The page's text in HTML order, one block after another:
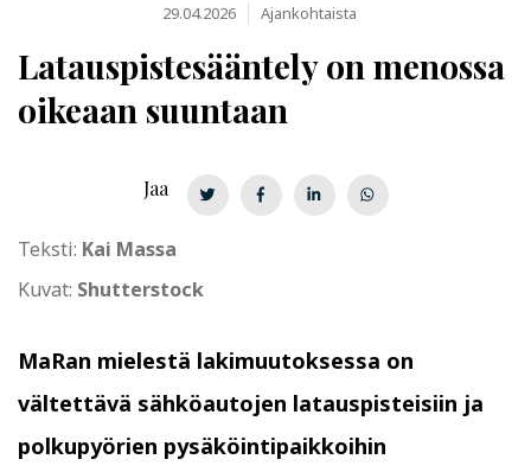
29.04.2026 Ajankohtaista
La­taus­pis­te­sään­te­lyon menossa
oikeaan suuntaan
Teksti: Kai Massa
Kuvat: Shutterstock
MaRan mielestä lakimuutoksessa on
vältettävä sähköautojen latauspisteisiin ja
polkupyörien pysäköintipaikkoihin
Jaa